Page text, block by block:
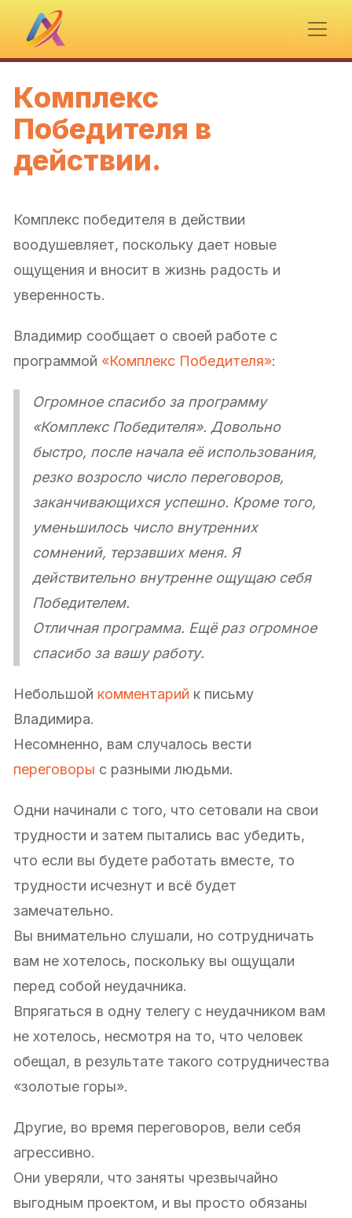
Комплекс
Победителя в
действии.
Комплекс победителя в действии
воодушевляет, поскольку дает новые
ощущения и вносит в жизнь радость и
уверенность.
Владимир сообщает о своей работе с
программой «Комплекс Победителя»:
Огромное спасибо за программу
«Комплекс Победителя». Довольно
быстро, после начала её использования,
резко возросло число переговоров,
заканчивающихся успешно. Кроме того,
уменьшилось число внутренних
сомнений, терзавших меня. Я
действительно внутренне ощущаю себя
Победителем.
Отличная программа. Ещё раз огромное
спасибо за вашу работу.
Небольшой комментарий к письму
Владимира.
Несомненно, вам случалось вести
переговоры с разными людьми.
Одни начинали с того, что сетовали на свои
трудности и затем пытались вас убедить,
что если вы будете работать вместе, то
трудности исчезнут и всё будет
замечательно.
Вы внимательно слушали, но сотрудничать
вам не хотелось, поскольку вы ощущали
перед собой неудачника.
Впрягаться в одну телегу с неудачником вам
не хотелось, несмотря на то, что человек
обещал, в результате такого сотрудничества
«золотые горы».
Другие, во время переговоров, вели себя
агрессивно.
Они уверяли, что заняты чрезвычайно
выгодным проектом, и вы просто обязаны